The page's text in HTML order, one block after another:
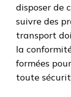
disposer de
suivre des
transport
la
formées
toute